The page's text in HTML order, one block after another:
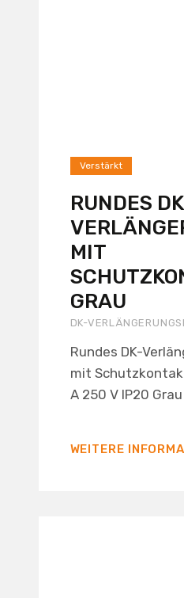
Verstärkt
RUNDES
MIT
GRAU
DK-
Rundes DK-
mit
A 250 V IP20 Grau
WEITERE